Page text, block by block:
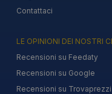
Contattaci
LE OPINIONI DEI NOSTRI
Recensioni su Feedaty
Recensioni su Google
Recensioni su Trovaprezzi